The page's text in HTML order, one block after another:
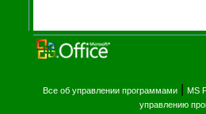
Все об управлении программами MS
управлению